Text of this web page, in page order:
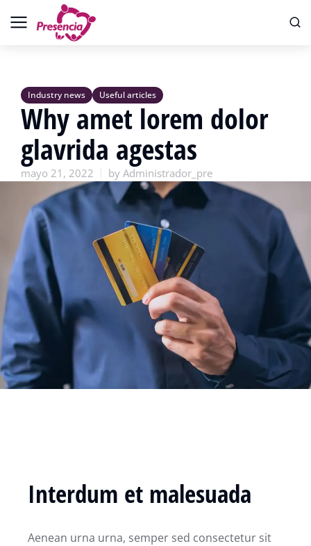
Industry news Useful articles
Why amet lorem dolor
glavrida agestas
mayo 21, 2022 by Administrador_pre
Interdum et malesuada
Aenean urna urna, semper sed consectetur sit